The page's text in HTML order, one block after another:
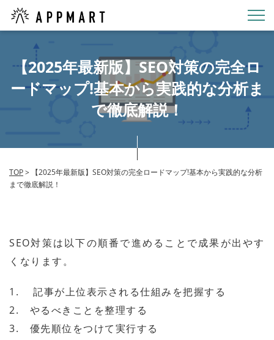
【2025年最新版】SEO対策の完全ロ
ードマップ!基本から実践的な分析ま
で徹底解説！
TOP> 【2025年最新版】SEO対策の完全ロードマップ!基本から実践的な分析
まで徹底解説！
SEO対策は以下の順番で進めることで成果が出やす
くなります。
1. 記事が上位表示される仕組みを把握する
2. やるべきことを整理する
3. 優先順位をつけて実行する